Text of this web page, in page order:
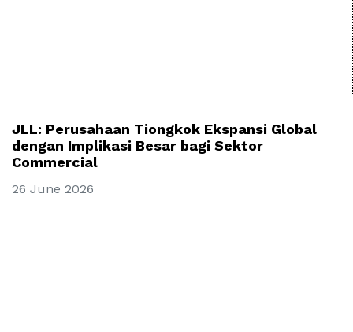
JLL: Perusahaan Tiongkok Ekspansi Global
dengan Implikasi Besar bagi Sektor
Commercial
26 June 2026